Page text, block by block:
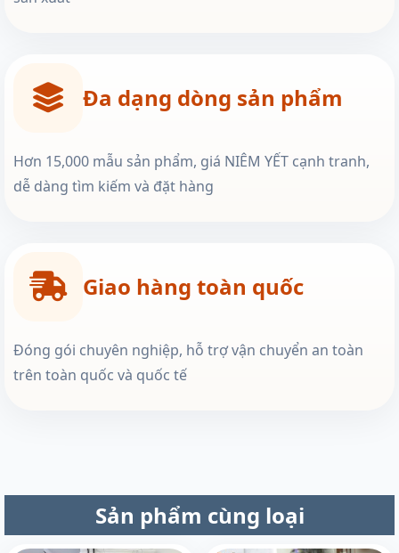
Đa dạng dòng sản phẩm
Hơn 15,000 mẫu sản phẩm, giá NIÊM YẾT cạnh tranh,
dễ dàng tìm kiếm và đặt hàng
Giao hàng toàn quốc
Đóng gói chuyên nghiệp, hỗ trợ vận chuyển an toàn
trên toàn quốc và quốc tế
Sản phẩm cùng loại